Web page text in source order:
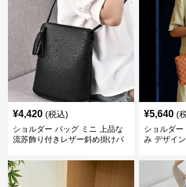
¥4,420 (税込)
ショルダー バッグ ミニ 上品な
流苏飾り付きレザー斜め掛けバ
¥5,640 (
ショルダー
み デザイ